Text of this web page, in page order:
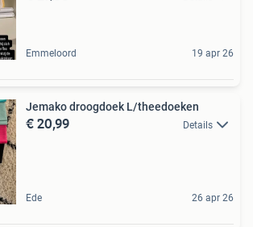
Emmeloord 19 apr 26
Jemako droogdoek L/theedoeken
€ 20,99 Details
Ede 26 apr 26